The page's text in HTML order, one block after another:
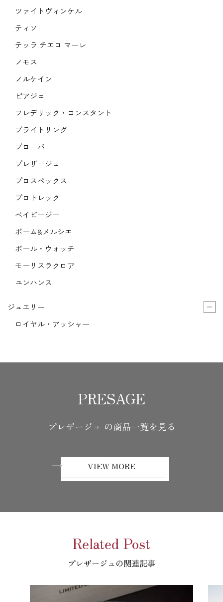
ツァイトヴィンケル
ティソ
テッラ チエロ マーレ
ノモス
ノルケイン
ピアジェ
フレデリック・コンスタント
ブライトリング
ブローバ
プレザージュ
プロスペックス
プロトレック
ベイビージー
ボーム&メルシエ
ボール・ウォッチ
モーリスラクロア
ユンハンス
ジュエリー
ロイヤル・アッシャー
PRESAGE
プレザージュ の商品一覧を見る
VIEW MORE
Related Post
プレザージュの関連記事